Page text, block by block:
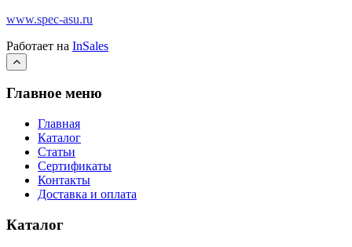
www.spec-asu.ru
Работает на InSales
Главное меню
Главная
Каталог
Статьи
Сертификаты
Контакты
Доставка и оплата
Каталог